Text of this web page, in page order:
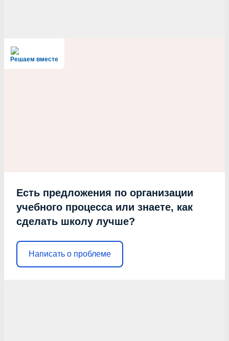
Решаем вместе
Есть предложения по организации
учебного процесса или знаете, как
сделать школу лучше?
Написать о проблеме